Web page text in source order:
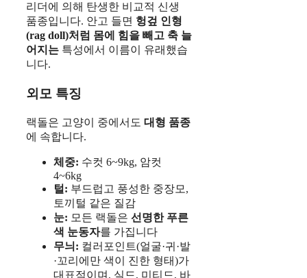
리더에 의해 탄생한 비교적 신생
품종입니다. 안고 들면 헝겊 인형
(rag doll)처럼 몸에 힘을 빼고 축 늘
어지는 특성에서 이름이 유래했습
니다.
외모 특징
랙돌은 고양이 중에서도 대형 품종
에 속합니다.
체중: 수컷 6~9kg, 암컷
4~6kg
털: 부드럽고 풍성한 중장모,
토끼털 같은 질감
눈: 모든 랙돌은 선명한 푸른
색 눈동자를 가집니다
무늬: 컬러포인트(얼굴·귀·발
·꼬리에만 색이 진한 형태)가
대표적이며, 실드, 미티드, 바